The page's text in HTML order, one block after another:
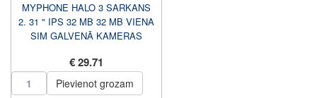
MYPHONE HALO 3 SARKANS
2. 31 " IPS 32 MB 32 MB VIENA
SIM GALVENĀ KAMERAS
MA...
€ 29.71
Pievienot grozam